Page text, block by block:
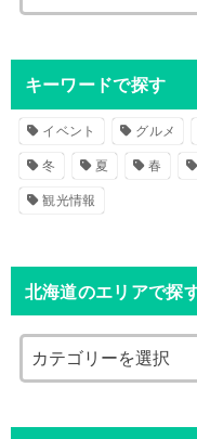
キーワードで探す
イベント グルメ
冬 夏 春
観光情報
北海道のエリアで探